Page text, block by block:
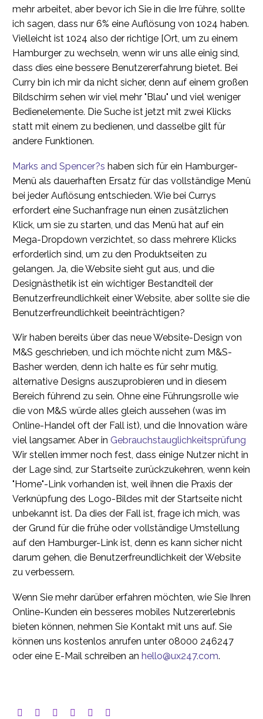
mehr arbeitet, aber bevor ich Sie in die Irre führe, sollte
ich sagen, dass nur 6% eine Auflösung von 1024 haben.
Vielleicht ist 1024 also der richtige [Ort, um zu einem
Hamburger zu wechseln, wenn wir uns alle einig sind,
dass dies eine bessere Benutzererfahrung bietet. Bei
Curry bin ich mir da nicht sicher, denn auf einem großen
Bildschirm sehen wir viel mehr "Blau" und viel weniger
Bedienelemente. Die Suche ist jetzt mit zwei Klicks
statt mit einem zu bedienen, und dasselbe gilt für
andere Funktionen.
Marks and Spencer?s haben sich für ein Hamburger-
Menü als dauerhaften Ersatz für das vollständige Menü
bei jeder Auflösung entschieden. Wie bei Currys
erfordert eine Suchanfrage nun einen zusätzlichen
Klick, um sie zu starten, und das Menü hat auf ein
Mega-Dropdown verzichtet, so dass mehrere Klicks
erforderlich sind, um zu den Produktseiten zu
gelangen. Ja, die Website sieht gut aus, und die
Designästhetik ist ein wichtiger Bestandteil der
Benutzerfreundlichkeit einer Website, aber sollte sie die
Benutzerfreundlichkeit beeinträchtigen?
Wir haben bereits über das neue Website-Design von
M&S geschrieben, und ich möchte nicht zum M&S-
Basher werden, denn ich halte es für sehr mutig,
alternative Designs auszuprobieren und in diesem
Bereich führend zu sein. Ohne eine Führungsrolle wie
die von M&S würde alles gleich aussehen (was im
Online-Handel oft der Fall ist), und die Innovation wäre
viel langsamer. Aber in Gebrauchstauglichkeitsprüfung
Wir stellen immer noch fest, dass einige Nutzer nicht in
der Lage sind, zur Startseite zurückzukehren, wenn kein
"Home"-Link vorhanden ist, weil ihnen die Praxis der
Verknüpfung des Logo-Bildes mit der Startseite nicht
unbekannt ist. Da dies der Fall ist, frage ich mich, was
der Grund für die frühe oder vollständige Umstellung
auf den Hamburger-Link ist, denn es kann sicher nicht
darum gehen, die Benutzerfreundlichkeit der Website
zu verbessern.
Wenn Sie mehr darüber erfahren möchten, wie Sie Ihren
Online-Kunden ein besseres mobiles Nutzererlebnis
bieten können, nehmen Sie Kontakt mit uns auf. Sie
können uns kostenlos anrufen unter 08000 246247
oder eine E-Mail schreiben an hello@ux247.com.